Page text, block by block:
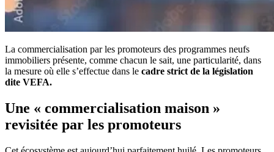
La commercialisation par les promoteurs des programmes neufs
immobiliers présente, comme chacun le sait, une particularité, dans
la mesure où elle s’effectue dans le cadre strict de la législation
dite VEFA.
Une « commercialisation maison »
revisitée par les promoteurs